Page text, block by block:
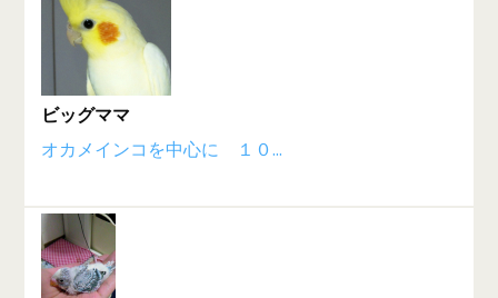
ビッグママ
オカメインコを中心に １０...